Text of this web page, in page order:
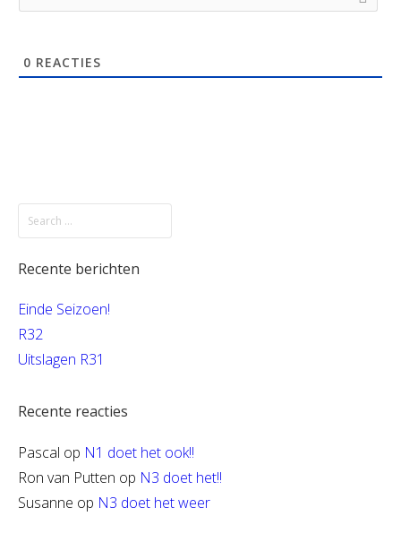
0 REACTIES
Recente berichten
Einde Seizoen!
R32
Uitslagen R31
Recente reacties
Pascal op N1 doet het ook!!
Ron van Putten op N3 doet het!!
Susanne op N3 doet het weer